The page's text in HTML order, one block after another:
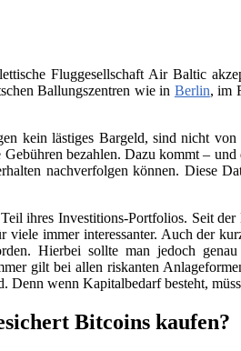
Fluggesellschaft Air Baltic
Ballungszentren wie in Berlin, im
kein lästiges Bargeld, sind nicht
bezahlen. Dazu kommt –
nachverfolgen können. Diese
ihres Investitions-Portfolios. Seit
viele immer interessanter. Auch der
Hierbei sollte man jedoch
gilt bei allen riskanten
wenn Kapitalbedarf besteht,
Bitcoins kaufen?